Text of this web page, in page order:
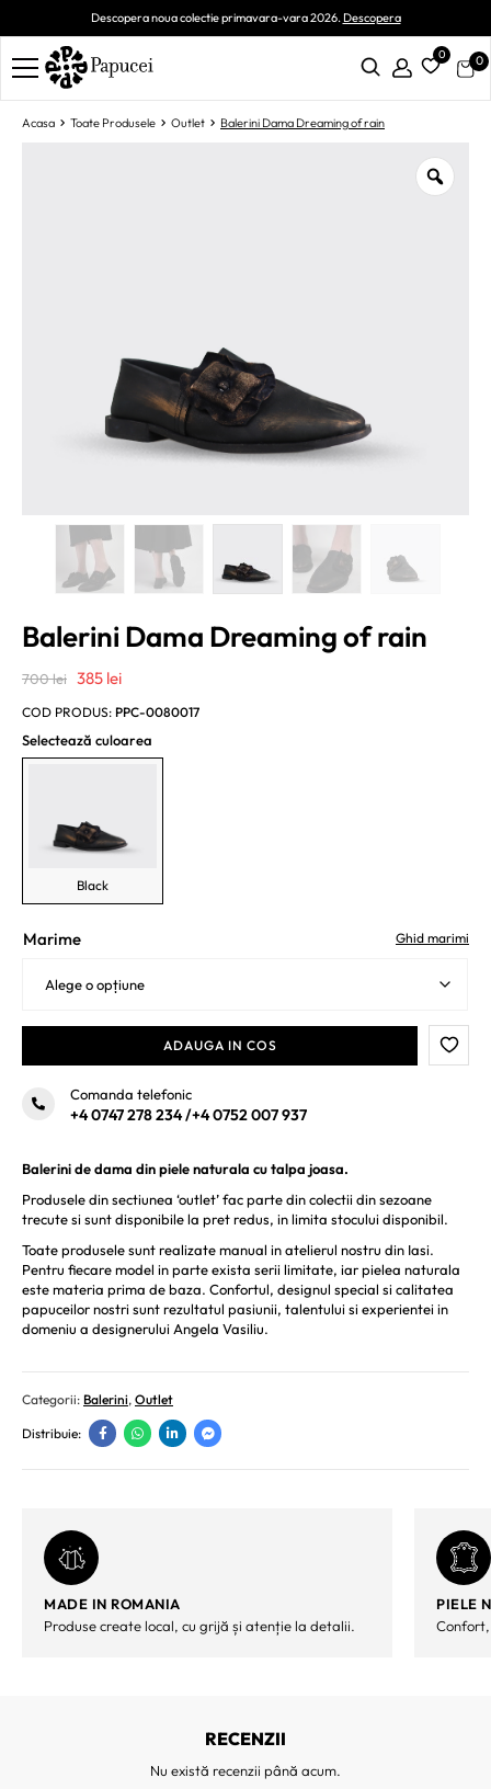
Descopera noua colectie primavara-vara 2026.Descopera
0 0
Acasa Toate Produsele Outlet Balerini Dama Dreaming of rain
Balerini Dama Dreaming of rain
700lei Prețul
inițial
a
fost:
385 leiPrețul
curent
este:
385 lei.
COD PRODUS: PPC-0080017
Selectează culoarea
Black
Ghid marimi
Marime
ADAUGA IN COS
Comanda telefonic
+4 0747 278 234/+4 0752 007 937
Balerini de dama din piele naturala cu talpa joasa.
Produsele din sectiunea ‘outlet’ fac parte din colectii din sezoane
trecute si sunt disponibile la pret redus, in limita stocului disponibil.
Toate produsele sunt realizate manual in atelierul nostru din Iasi.
Pentru fiecare model in parte exista serii limitate, iar pielea naturala
este materia prima de baza. Confortul, designul special si calitatea
papuceilor nostri sunt rezultatul pasiunii, talentului si experientei in
domeniu a designerului Angela Vasiliu.
Categorii: Balerini, Outlet
Distribuie:
MADE IN ROMANIA
Produse create local, cu grijă și atenție la detalii.
PIELE
RECENZII
Nu există recenzii până acum.